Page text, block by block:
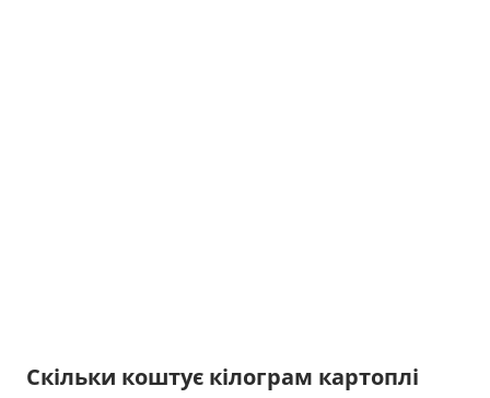
Скільки коштує кілограм картоплі